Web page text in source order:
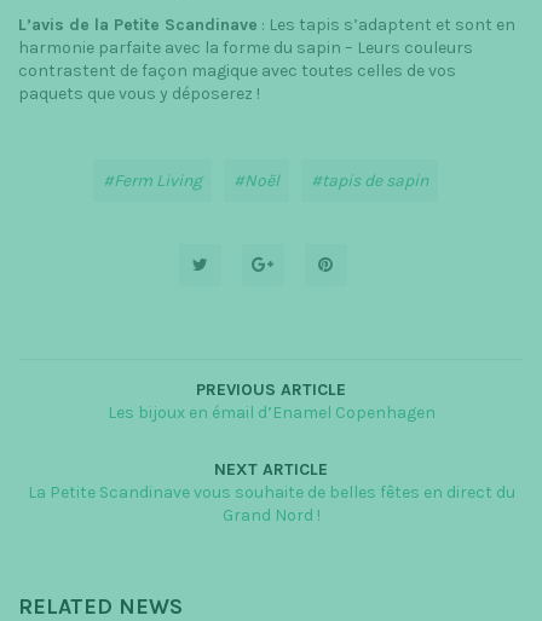
L’avis de la Petite Scandinave : Les tapis s’adaptent et sont en
harmonie parfaite avec la forme du sapin – Leurs couleurs
contrastent de façon magique avec toutes celles de vos
paquets que vous y déposerez !
Ferm Living Noël tapis de sapin
PREVIOUS ARTICLE
Les bijoux en émail d’Enamel Copenhagen
NEXT ARTICLE
La Petite Scandinave vous souhaite de belles fêtes en direct du
Grand Nord !
RELATED NEWS